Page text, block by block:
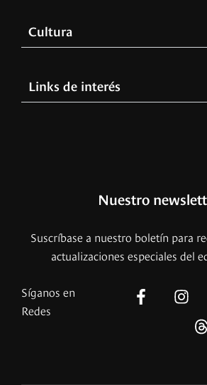
Cultura
Links de interés
Nuestro
Suscríbase a nuestro boletín para
actualizaciones especiales del
Síganos en
Redes